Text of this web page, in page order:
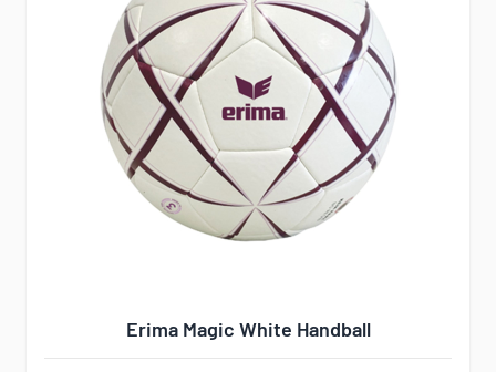
Erima Magic White Handball